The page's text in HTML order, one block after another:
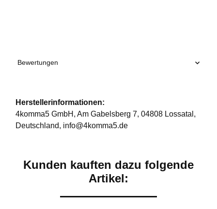
Bewertungen
Herstellerinformationen:
4komma5 GmbH, Am Gabelsberg 7, 04808 Lossatal,
Deutschland, info@4komma5.de
Kunden kauften dazu folgende
Artikel: